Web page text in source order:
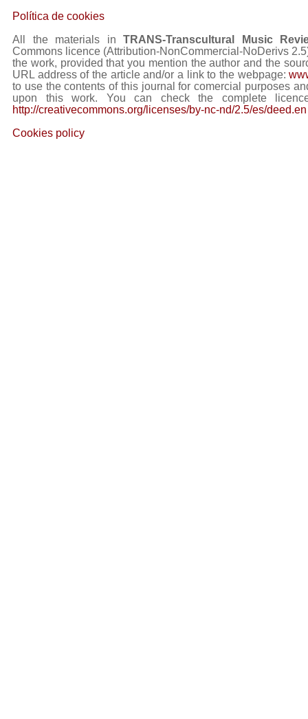
Política de cookies
All the materials inTRANS-Transcultural Music
Commons licence (Attribution-NonCommercial-NoDerivs
the work, provided that you mention the author and the
URL address of the article and/or a link to the webpage:
to use the contents of this journal for comercial purposes
upon this work. You can check the complete
http://creativecommons.org/licenses/by-nc-nd/2.5/es/deed.en
Cookies policy